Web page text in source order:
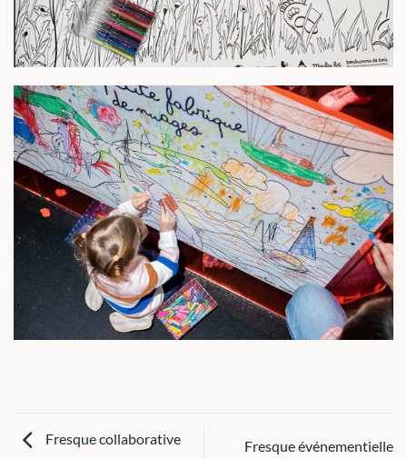
Fresque collaborative
Fresque événementielle